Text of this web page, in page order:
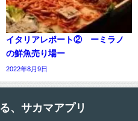
イタリアレポート② ーミラノ
の鮮魚売り場ー
2022年8月9日
、サカマアプリ